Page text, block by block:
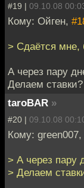
#19 | 09.10.08
Кому: Ойген,
> Сдаётся мне,
А через пару
Делаем ставки?
taroBAR »
#20 | 09.10.08
Кому: green007,
> А через пару
> Делаем